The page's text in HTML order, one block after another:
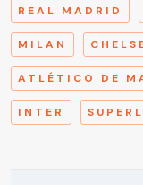
REAL MADRID
MILAN
ATLÉTICO DE
INTER